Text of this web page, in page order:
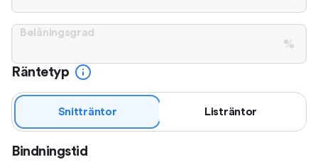
Räntetyp
Snitträntor Listräntor
Belåningsgrad
%
Bindningstid